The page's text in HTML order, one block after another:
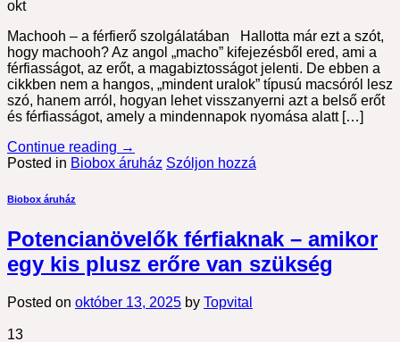
okt
Machooh – a férfierő szolgálatában Hallotta már ezt a szót,
hogy machooh? Az angol „macho” kifejezésből ered, ami a
férfiasságot, az erőt, a magabiztosságot jelenti. De ebben a
cikkben nem a hangos, „mindent uralok” típusú macsóról lesz
szó, hanem arról, hogyan lehet visszanyerni azt a belső erőt
és férfiasságot, amely a mindennapok nyomása alatt […]
Continue reading →
Posted in Biobox áruház Szóljon hozzá
Biobox áruház
Potencianövelők férfiaknak – amikor
egy kis plusz erőre van szükség
Posted on október 13, 2025 by Topvital
13